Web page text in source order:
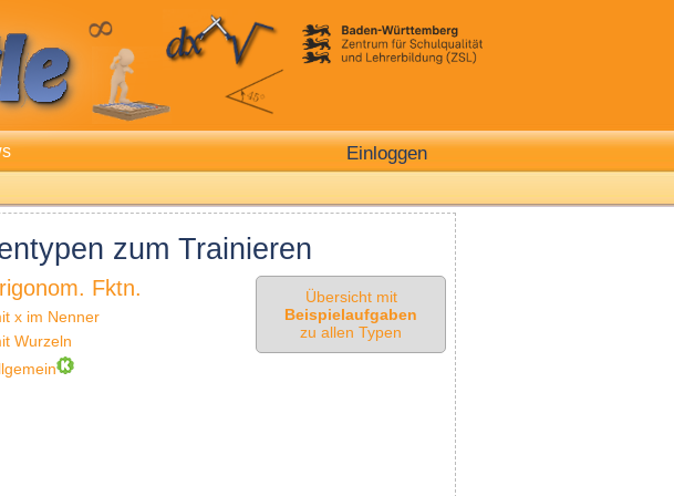
Einloggen
zum Trainieren
Übersicht mit
Beispielaufgaben
zu allen Typen
Fktn.
x im Nenner
Wurzeln